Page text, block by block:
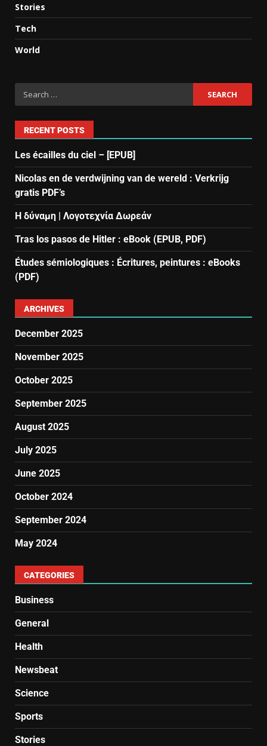
Stories
Tech
World
RECENT POSTS
Les écailles du ciel – [EPUB]
Nicolas en de verdwijning van de wereld : Verkrijg
gratis PDF’s
Η δύναμη | Λογοτεχνία Δωρεάν
Tras los pasos de Hitler : eBook (EPUB, PDF)
Études sémiologiques : Écritures, peintures : eBooks
(PDF)
ARCHIVES
December 2025
November 2025
October 2025
September 2025
August 2025
July 2025
June 2025
October 2024
September 2024
May 2024
CATEGORIES
Business
General
Health
Newsbeat
Science
Sports
Stories